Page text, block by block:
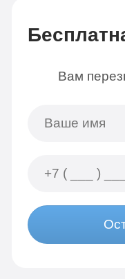
Вам